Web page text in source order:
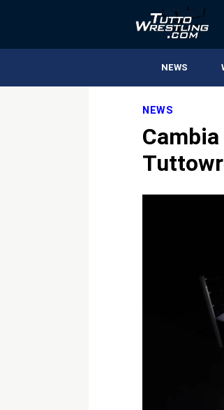
NEWS
NEWS